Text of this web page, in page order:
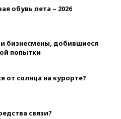
обувь лета – 2026
бизнесмены, добившиеся
попытки
от солнца на курорте?
связи?